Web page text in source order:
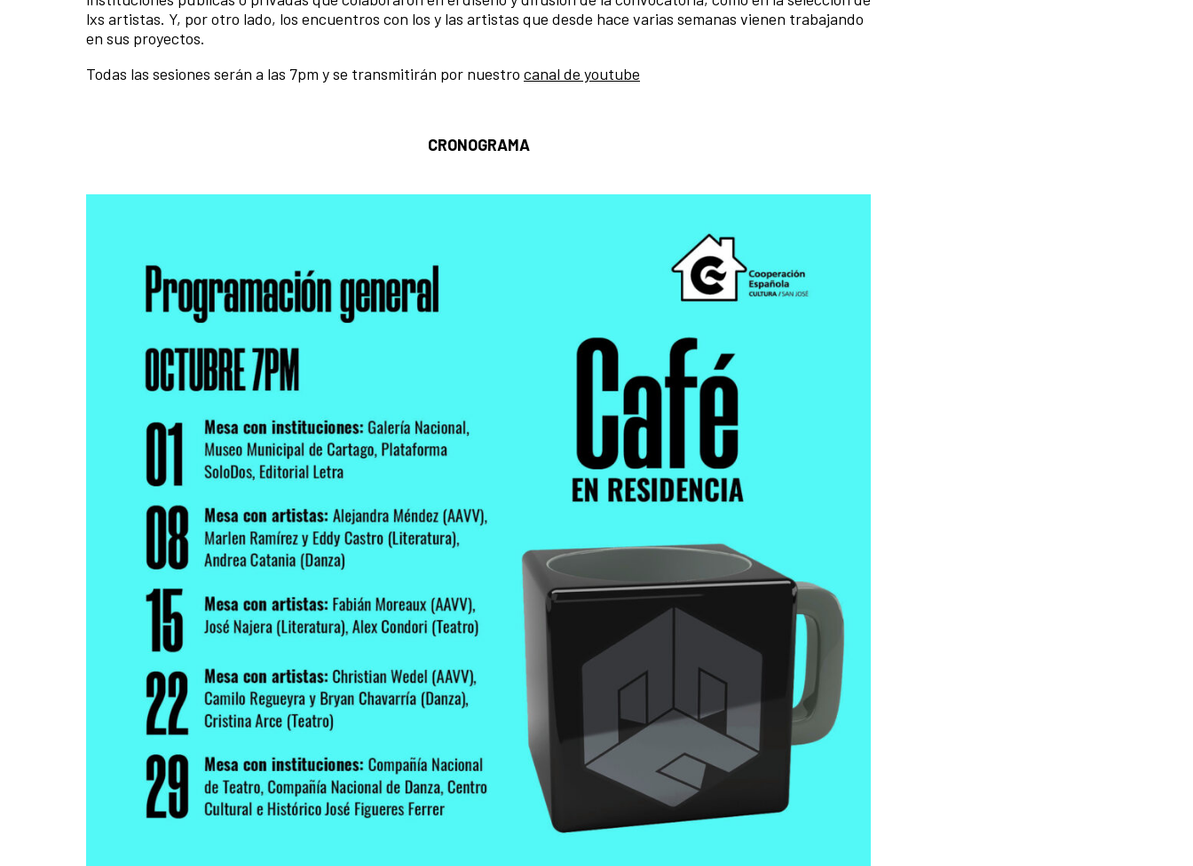
lxs artistas. Y, por otro lado, los encuentros con los y las artistas que desde hace varias semanas vienen trabajando
en sus proyectos.
Todas las sesiones serán a las 7pm y se transmitirán por nuestro canal de youtube
CRONOGRAMA